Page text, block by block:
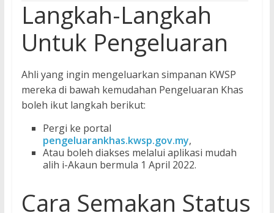
Langkah-Langkah
Untuk Pengeluaran
Ahli yang ingin mengeluarkan simpanan KWSP
mereka di bawah kemudahan Pengeluaran Khas
boleh ikut langkah berikut:
Pergi ke portal
pengeluarankhas.kwsp.gov.my,
Atau boleh diakses melalui aplikasi mudah
alih i-Akaun bermula 1 April 2022.
Cara Semakan Status